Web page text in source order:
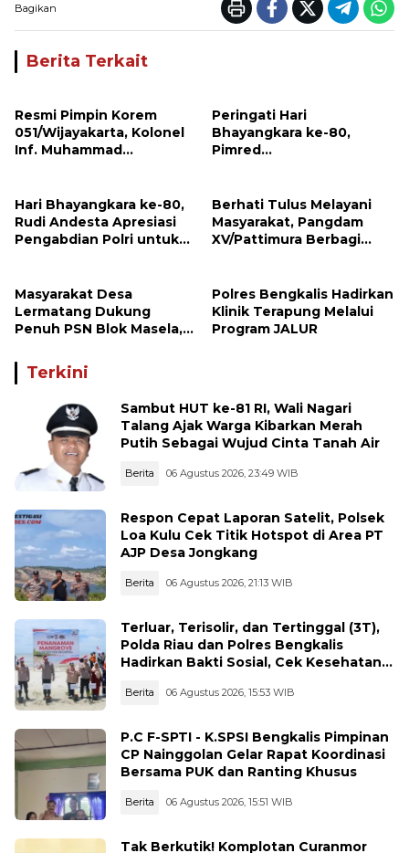
Bagikan
Berita Terkait
Resmi Pimpin Korem
051/Wijayakarta, Kolonel
Inf. Muhammad
Peringati Hari
Bhayangkara ke-80,
Pimred
Apresiasi dan Ucapan
Selamat kepada Kapolres
Sijunjung
Hari Bhayangkara ke-80,
Rudi Andesta Apresiasi
Pengabdian Polri untuk
Berhati Tulus Melayani
Masyarakat, Pangdam
XV/Pattimura Berbagi
Masyarakat Desa
Lermatang Dukung
Penuh PSN Blok Masela,
XV/Pattimura Terus Hadir
di Tengah Rakyat
Polres Bengkalis Hadirkan
Klinik Terapung Melalui
Program JALUR
Terkini
Sambut HUT ke-81 RI, Wali Nagari
Talang Ajak Warga Kibarkan Merah
Putih Sebagai Wujud Cinta Tanah Air
Berita 06 Agustus 2026, 23:49 WIB
Respon Cepat Laporan Satelit, Polsek
Loa Kulu Cek Titik Hotspot di Area PT
AJP Desa Jongkang
Berita 06 Agustus 2026, 21:13 WIB
Terluar, Terisolir, dan Tertinggal (3T),
Polda Riau dan Polres Bengkalis
Hadirkan Bakti Sosial, Cek Kesehatan
Rupat
Berita 06 Agustus 2026, 15:53 WIB
P.C F-SPTI - K.SPSI Bengkalis Pimpinan
CP Nainggolan Gelar Rapat Koordinasi
Bersama PUK dan Ranting Khusus
Berita 06 Agustus 2026, 15:51 WIB
Tak Berkutik! Komplotan Curanmor